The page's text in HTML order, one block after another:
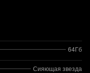
64Гб
Сияющая звезда